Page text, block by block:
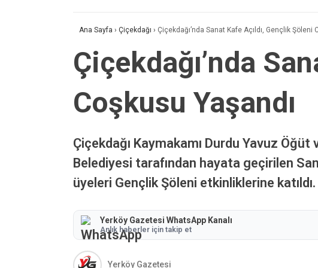
Ana Sayfa › Çiçekdağı › Çiçekdağı’nda Sanat Kafe Açıldı, Gençlik Şöleni
Çiçekdağı’nda
Coşkusu Yaşandı
Çiçekdağı Kaymakamı Durdu Yavuz Öğüt
Belediyesi tarafından hayata geçirilen
üyeleri Gençlik Şöleni etkinliklerine katıldı.
Yerköy Gazetesi WhatsApp Kanalı
Anlık haberler için takip et
Yerköy Gazetesi